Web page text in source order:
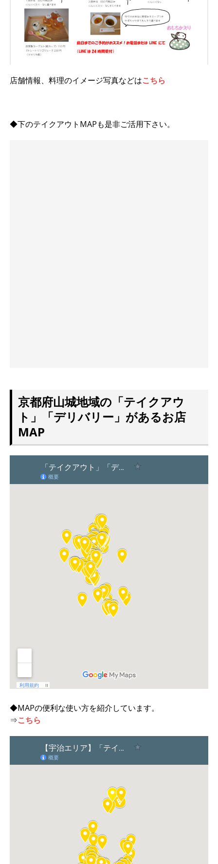
店舗情報、料理のイメージ写真などはこちら
◆下のテイクアウトMAPも是非ご活用下さい。
京都府山城地域の「テイクアウ
ト」「デリバリー」があるお店
MAP
◆MAPの便利な使い方を紹介しています。
⇒こちら